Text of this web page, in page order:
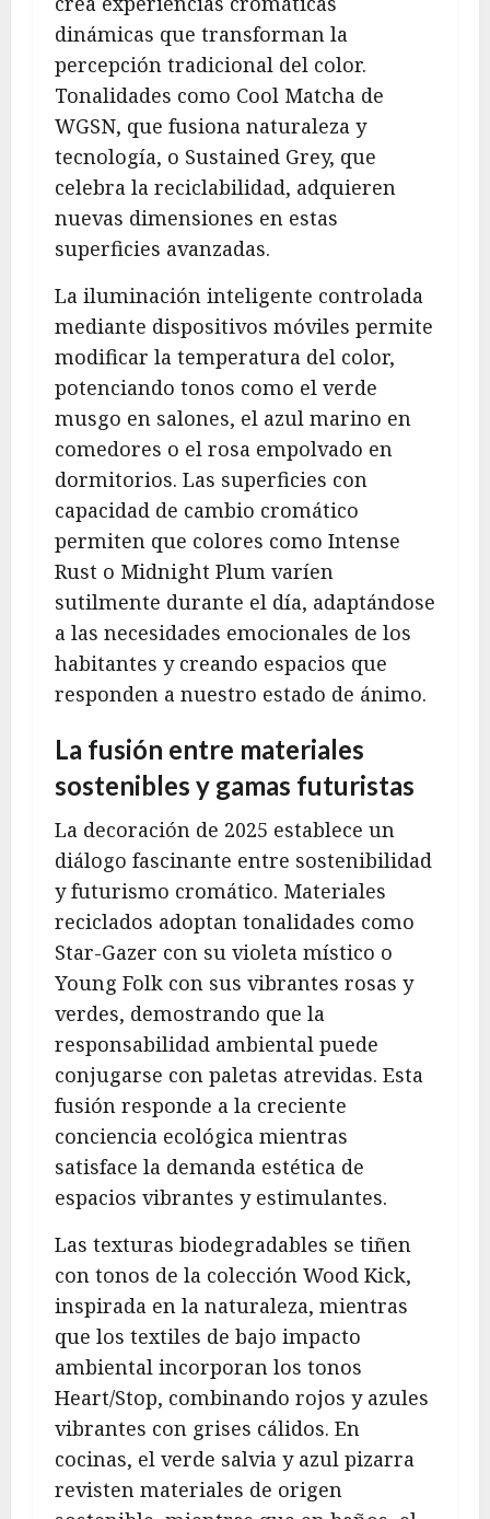
dinámicas que transforman la
percepción tradicional del color.
Tonalidades como Cool Matcha de
WGSN, que fusiona naturaleza y
tecnología, o Sustained Grey, que
celebra la reciclabilidad, adquieren
nuevas dimensiones en estas
superficies avanzadas.
La iluminación inteligente controlada
mediante dispositivos móviles permite
modificar la temperatura del color,
potenciando tonos como el verde
musgo en salones, el azul marino en
comedores o el rosa empolvado en
dormitorios. Las superficies con
capacidad de cambio cromático
permiten que colores como Intense
Rust o Midnight Plum varíen
sutilmente durante el día, adaptándose
a las necesidades emocionales de los
habitantes y creando espacios que
responden a nuestro estado de ánimo.
La fusión entre materiales
sostenibles y gamas futuristas
La decoración de 2025 establece un
diálogo fascinante entre sostenibilidad
y futurismo cromático. Materiales
reciclados adoptan tonalidades como
Star-Gazer con su violeta místico o
Young Folk con sus vibrantes rosas y
verdes, demostrando que la
responsabilidad ambiental puede
conjugarse con paletas atrevidas. Esta
fusión responde a la creciente
conciencia ecológica mientras
satisface la demanda estética de
espacios vibrantes y estimulantes.
Las texturas biodegradables se tiñen
con tonos de la colección Wood Kick,
inspirada en la naturaleza, mientras
que los textiles de bajo impacto
ambiental incorporan los tonos
Heart/Stop, combinando rojos y azules
vibrantes con grises cálidos. En
cocinas, el verde salvia y azul pizarra
revisten materiales de origen